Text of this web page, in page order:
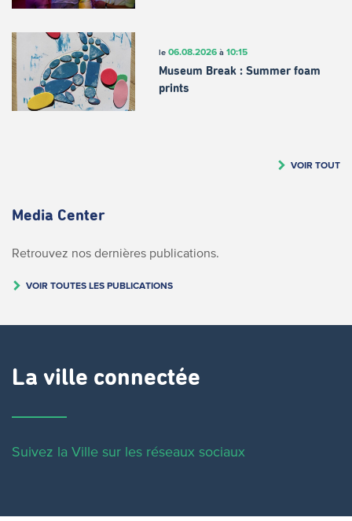
le 06.08.2026à 10:15
Museum Break : Summer foam
prints
VOIR TOUT
Media Center
Retrouvez nos dernières publications.
VOIR TOUTES LES PUBLICATIONS
La ville connectée
Suivez la Ville sur les réseaux sociaux